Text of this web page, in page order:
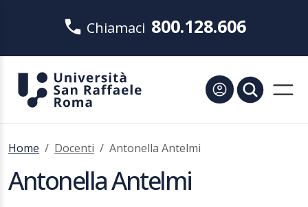
Chiamaci 800.128.606
Home Docenti Antonella Antelmi
Antonella Antelmi